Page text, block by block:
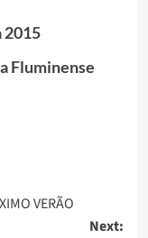
2015
Fluminense
VERÃO
Next: